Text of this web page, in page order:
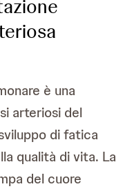
è una
arteriosi del
di fatica
qualità di vita. La
del cuore